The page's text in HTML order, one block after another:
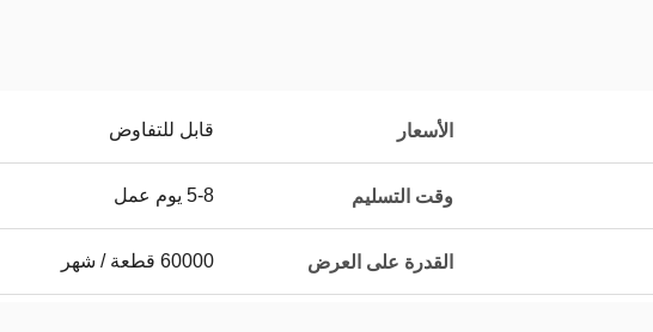
الأسعار قابل للتفاوض
وقت التسليم 5-8 يوم عمل
القدرة على العرض 60000 قطعة / شهر